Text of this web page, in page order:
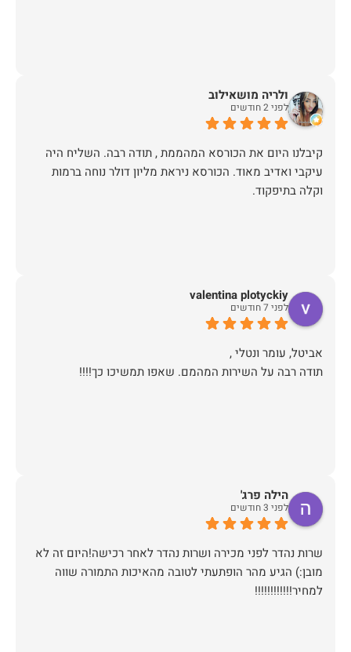
ולריה מושאילוב
לפני 2 חודשים
קיבלנו היום את הכורסא המהממת , תודה רבה. השליח היה
עיקבי ואדיב מאוד. הכורסא ניראת מליון דולר נוחה ברמות
וקלה בתיפקוד.
valentina plotyckiy
לפני 7 חודשים
תודה רבה על השירות המהמם. שאפו תמשיכו כך!!!!
הילה פרג'
לפני 3 חודשים
שרות נהדר לפני מכירה ושרות נהדר לאחר רכישה!היום זה לא
מובן:) הגיע מהר הופתעתי לטובה מהאיכות התמורה שווה
למחיר!!!!!!!!!!!!